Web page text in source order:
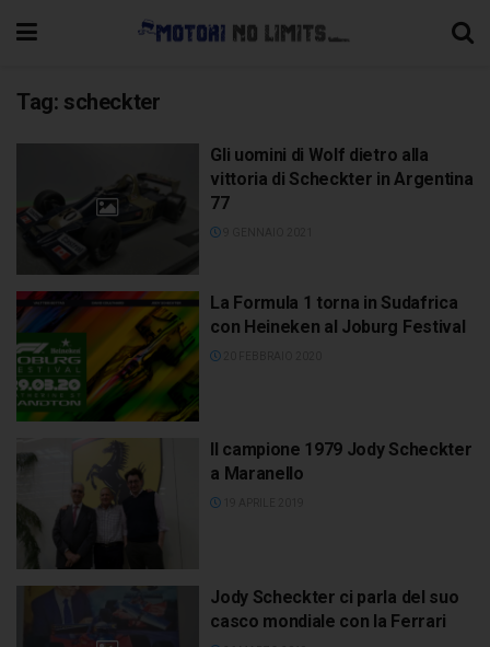
Tag: scheckter
Gli uomini di Wolf dietro alla
vittoria di Scheckter in Argentina
77
La Formula 1 torna in Sudafrica
con Heineken al Joburg Festival
Il campione 1979 Jody Scheckter
a Maranello
Jody Scheckter ci parla del suo
casco mondiale con la Ferrari